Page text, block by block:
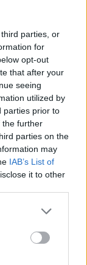
parties, or
for
opt-out
that after your
seeing
utilized by
parties prior to
the further
parties on the
may
IAB’s List of
it to other
more Google
may click to
party tags to
below Google
τυχερών
on line τυχερά
υγεία μας,
Εξηγεί ο